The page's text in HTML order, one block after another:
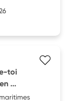
toi
...